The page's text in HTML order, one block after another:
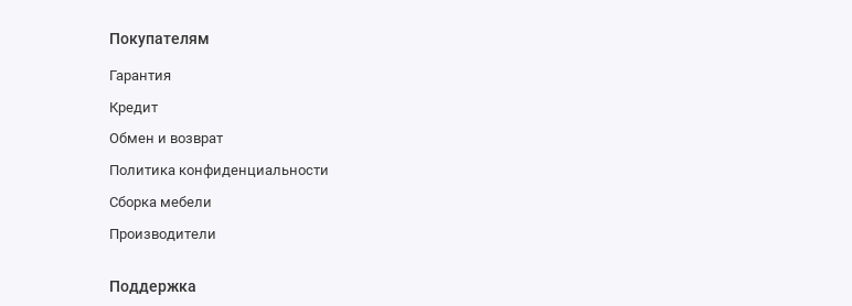
Покупателям
Гарантия
Кредит
Обмен и возврат
Политика конфиденциальности
Сборка мебели
Производители
Поддержка